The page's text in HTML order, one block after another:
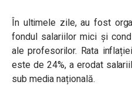
În ultimele zile, au fost
fondul salariilor mici și
ale profesorilor. Rata
este de 24%, a erodat
sub media națională.